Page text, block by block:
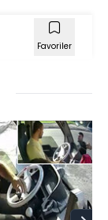
Favoriler